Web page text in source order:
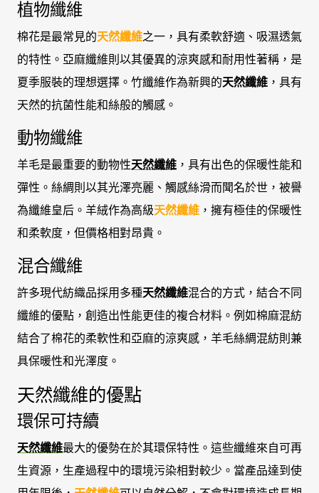
植物纖維
棉花是最常見的天然纖維之一，具有柔軟舒適、吸濕透氣
的特性。亞麻纖維則以其優異的涼爽感和耐用性著稱，是
夏季服裝的理想選擇。竹纖維作為新興的天然纖維 ，具有
天然的抗菌性能和絲般的觸感。
動物纖維
羊毛是最重要的動物性天然纖維 ，具有出色的保暖性能和
彈性。絲綢則以其光澤亮麗、觸感絲滑而聞名於世，被譽
為纖維皇后。羊絨作為高級天然纖維 ，擁有極佳的保暖性
和柔軟度，但價格相對昂貴。
混合纖維
許多現代紡織品採用多種天然纖維混合的方式，結合不同
纖維的優點，創造出性能更佳的複合材料。例如棉麻混紡
結合了棉花的柔軟性和亞麻的涼爽感，羊毛絲綢混紡則兼
具保暖性和光澤度。
天然纖維的優點
環保可持續
天然纖維最大的優勢在於其環保特性。這些纖維來自可再
生資源，生產過程中的環境污染相對較少。當產品達到使